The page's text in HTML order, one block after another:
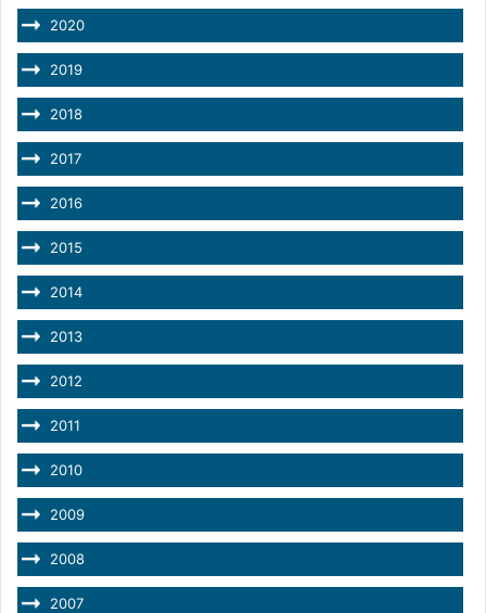
2020
2019
2018
2017
2016
2015
2014
2013
2012
2011
2010
2009
2008
2007